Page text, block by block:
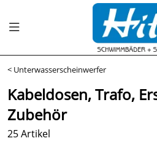
< Unterwasserscheinwerfer
Kabeldosen, Trafo,
Zubehör
25 Artikel